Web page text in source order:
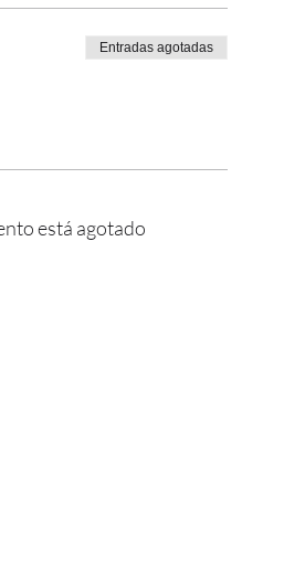
Entradas agotadas
está agotado